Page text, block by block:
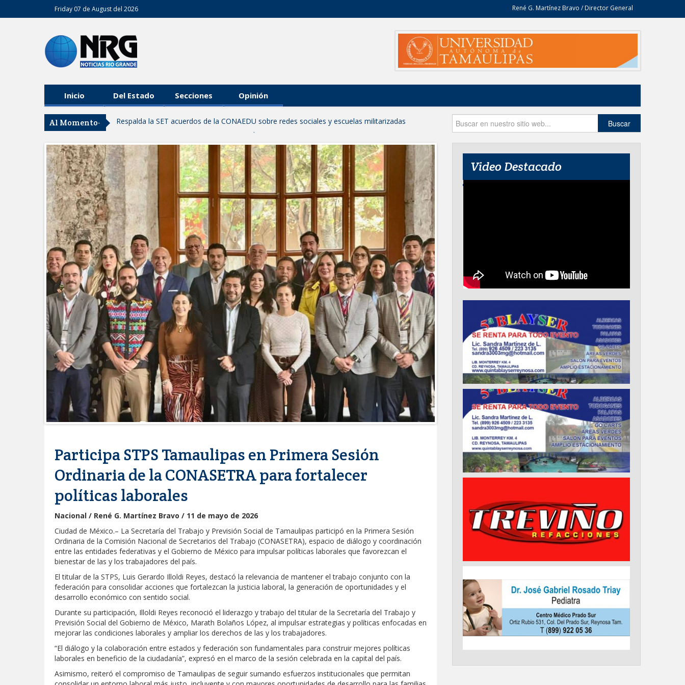
Friday 07 de August del 2026 René G. Martínez Bravo / Director General
Inicio Del Estado Secciones Opinión
Al Momento-
Respalda la SET acuerdos de la CONAEDU sobre redes sociales y escuelas militarizadas
MANTIENE EL RITMO DE LAS OBRAS PRIORITARIAS
Atendió Protección Civil de Reynosa reportes ante lluvias
IMPULSA GESTIÓN AMBIENTAL JORNADA DE MEJORA URBANA EN HACIENDA SAN AGUSTÍN
Asegura alcalde de Reynosa buen funcionamiento de Presa El Águila
GOBIERNO MUNICIPAL Y ESTATAL CELEBRARÁN FERIA DEL EMPLEO EL PRÓXIMO 18 DE
AGOSTO
Logra STPS la generación de empleo con más de 6 mil 900 colocaciones en Tamaulipas
Anunciaron Gobierno Municipal, PROFECO y CANACO: Feria de Regreso a Clases 2026
Brindará Familia UAT un moderno espacio con sentido humano en la nueva sede del COMASS
GOBIERNO MUNICIPAL ACERCA SERVICIOS Y APOYOS A FAMILIAS CON “PRESIDENCIA
CERQUITA DE TI”
Impulsa STPS ferias del empleo para jóvenes en tres regiones de Tamaulipas
Felicitó Carlos Peña Ortiz a más de 390 egresados de la Universidad Tecnológica de Tamaulipas
Norte
GOBIERNO DE CARMEN LILIA CANTUROSAS INVIERTE EN INFRAESTRUCTURA HÍDRICA PARA
GARANTIZAR UN MEJOR SERVICIO DE AGUA POTABLE
Facilita DIF Tamaulipas trámite de credencial y placas de circulación para personas con
discapacidad
CARMEN LILIA CANTUROSAS CONSOLIDA A NUEVO LAREDO COMO REFERENTE DE ENERGÍA
LIMPIA EN TAMAULIPAS
Destacó Alcalde Carlos Peña Ortiz respuesta inmediata de servicios municipales ante tormenta
La UAT, Gobierno del Estado y ganaderos consolidan proyecto “Carne Tam
GOBIERNO MUNICIPAL INVITA A CAMPAÑA DE TAMIZAJE AUDITIVO GRATUITO PARA RECIÉN
NACIDOS EN CLÍNICA UNE NUEVA ERA
Entregó Carlos Peña Ortiz apoyos de "Mamá Luchona", acompañado por la Senadora Maki
Esther Ortiz Domínguez
Intensificó Municipio programa de bacheo en cuatro colonias de Reynosa
Buscar
Participa STPS Tamaulipas en Primera Sesión
Ordinaria de la CONASETRA para fortalecer
políticas laborales
Nacional / René G. Martínez Bravo / 11 de mayo de 2026
Ciudad de México.– La Secretaría del Trabajo y Previsión Social de Tamaulipas participó en la Primera Sesión
Ordinaria de la Comisión Nacional de Secretarios del Trabajo (CONASETRA), espacio de diálogo y coordinación
entre las entidades federativas y el Gobierno de México para impulsar políticas laborales que favorezcan el
bienestar de las y los trabajadores del país.
El titular de la STPS, Luis Gerardo Illoldi Reyes, destacó la relevancia de mantener el trabajo conjunto con la
federación para consolidar acciones que fortalezcan la justicia laboral, la generación de oportunidades y el
desarrollo económico con sentido social.
Durante su participación, Illoldi Reyes reconoció el liderazgo y trabajo del titular de la Secretaría del Trabajo y
Previsión Social del Gobierno de México, Marath Bolaños López, al impulsar estrategias y políticas enfocadas en
mejorar las condiciones laborales y ampliar los derechos de las y los trabajadores.
“El diálogo y la colaboración entre estados y federación son fundamentales para construir mejores políticas
laborales en beneficio de la ciudadanía”, expresó en el marco de la sesión celebrada en la capital del país.
Asimismo, reiteró el compromiso de Tamaulipas de seguir sumando esfuerzos institucionales que permitan
Video Destacado